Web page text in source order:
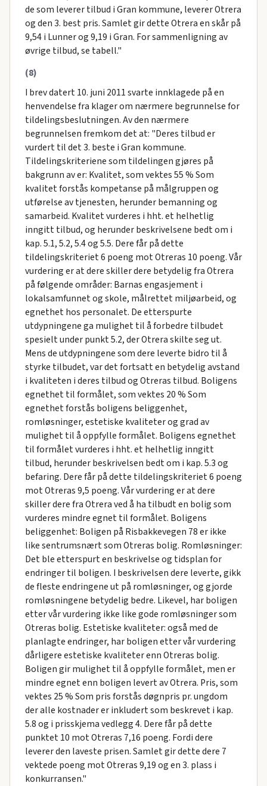
de som leverer tilbud i Gran kommune, leverer Otrera
og den 3. best pris. Samlet gir dette Otrera en skår på
9,54 i Lunner og 9,19 i Gran. For sammenligning av
øvrige tilbud, se tabell."
(8)
I brev datert 10. juni 2011 svarte innklagede på en
henvendelse fra klager om nærmere begrunnelse for
tildelingsbeslutningen. Av den nærmere
begrunnelsen fremkom det at: "Deres tilbud er
vurdert til det 3. beste i Gran kommune.
Tildelingskriteriene som tildelingen gjøres på
bakgrunn av er: Kvalitet, som vektes 55 % Som
kvalitet forstås kompetanse på målgruppen og
utførelse av tjenesten, herunder bemanning og
samarbeid. Kvalitet vurderes i hht. et helhetlig
inngitt tilbud, og herunder beskrivelsene bedt om i
kap. 5.1, 5.2, 5.4 og 5.5. Dere får på dette
tildelingskriteriet 6 poeng mot Otreras 10 poeng. Vår
vurdering er at dere skiller dere betydelig fra Otrera
på følgende områder: Barnas engasjement i
lokalsamfunnet og skole, målrettet miljøarbeid, og
egnethet hos personalet. De etterspurte
utdypningene ga mulighet til å forbedre tilbudet
spesielt under punkt 5.2, der Otrera skilte seg ut.
Mens de utdypningene som dere leverte bidro til å
styrke tilbudet, var det fortsatt en betydelig avstand
i kvaliteten i deres tilbud og Otreras tilbud. Boligens
egnethet til formålet, som vektes 20 % Som
egnethet forstås boligens beliggenhet,
romløsninger, estetiske kvaliteter og grad av
mulighet til å oppfylle formålet. Boligens egnethet
til formålet vurderes i hht. et helhetlig inngitt
tilbud, herunder beskrivelsen bedt om i kap. 5.3 og
befaring. Dere får på dette tildelingskriteriet 6 poeng
mot Otreras 9,5 poeng. Vår vurdering er at dere
skiller dere fra Otrera ved å ha tilbudt en bolig som
vurderes mindre egnet til formålet. Boligens
beliggenhet: Boligen på Risbakkevegen 78 er ikke
like sentrumsnært som Otreras bolig. Romløsninger:
Det ble etterspurt en beskrivelse og tidsplan for
endringer til boligen. I beskrivelsen dere leverte, gikk
de fleste endringene ut på romløsninger, og gjorde
romløsningene betydelig bedre. Likevel, har boligen
etter vår vurdering ikke like gode romløsninger som
Otreras bolig. Estetiske kvaliteter: også med de
planlagte endringer, har boligen etter vår vurdering
dårligere estetiske kvaliteter enn Otreras bolig.
Boligen gir mulighet til å oppfylle formålet, men er
mindre egnet enn boligen levert av Otrera. Pris, som
vektes 25 % Som pris forstås døgnpris pr. ungdom
der alle kostnader er inkludert som beskrevet i kap.
5.8 og i prisskjema vedlegg 4. Dere får på dette
punktet 10 mot Otreras 7,16 poeng. Fordi dere
leverer den laveste prisen. Samlet gir dette dere 7
vektede poeng mot Otreras 9,19 og en 3. plass i
konkurransen."